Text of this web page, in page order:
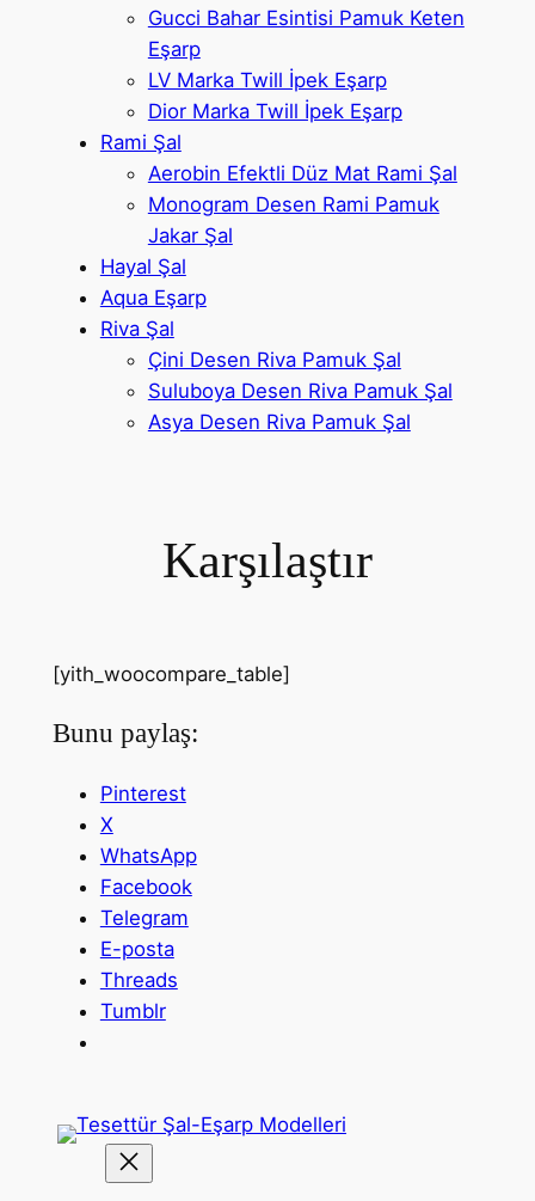
Gucci Bahar Esintisi Pamuk Keten
Eşarp
LV Marka Twill İpek Eşarp
Dior Marka Twill İpek Eşarp
Rami Şal
Aerobin Efektli Düz Mat Rami Şal
Monogram Desen Rami Pamuk
Jakar Şal
Hayal Şal
Aqua Eşarp
Riva Şal
Çini Desen Riva Pamuk Şal
Suluboya Desen Riva Pamuk Şal
Asya Desen Riva Pamuk Şal
Karşılaştır
[yith_woocompare_table]
Bunu paylaş:
Pinterest
X
WhatsApp
Facebook
Telegram
E-posta
Threads
Tumblr